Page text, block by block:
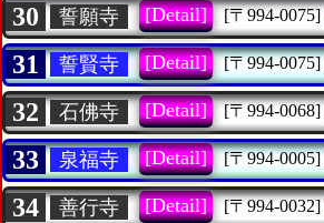
30 誓願寺 [Detail] [〒994-0075]
31 誓賢寺 [Detail] [〒994-0075]
32 石佛寺 [Detail] [〒994-0068]
33 泉福寺 [Detail] [〒994-0005]
34 善行寺 [Detail] [〒994-0032]